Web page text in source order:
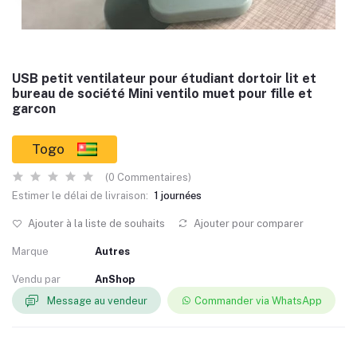
USB petit ventilateur pour étudiant dortoir lit et
bureau de société Mini ventilo muet pour fille et
garcon
Togo
(0 Commentaires)
Estimer le délai de livraison: 1 journées
Ajouter à la liste de souhaits Ajouter pour comparer
Marque Autres
Vendu par
AnShop
Message au vendeur
Commander via WhatsApp